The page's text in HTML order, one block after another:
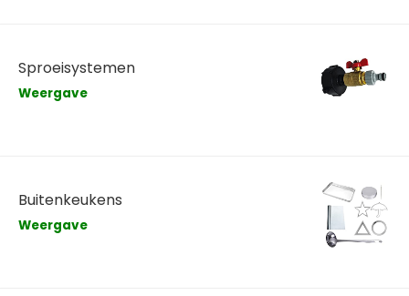
Sproeisystemen
Weergave
Buitenkeukens
Weergave